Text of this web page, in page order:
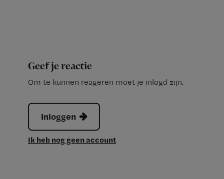
Geef je reactie
Om te kunnen reageren moet je inlogd zijn.
Inloggen
Ik heb nog geen account